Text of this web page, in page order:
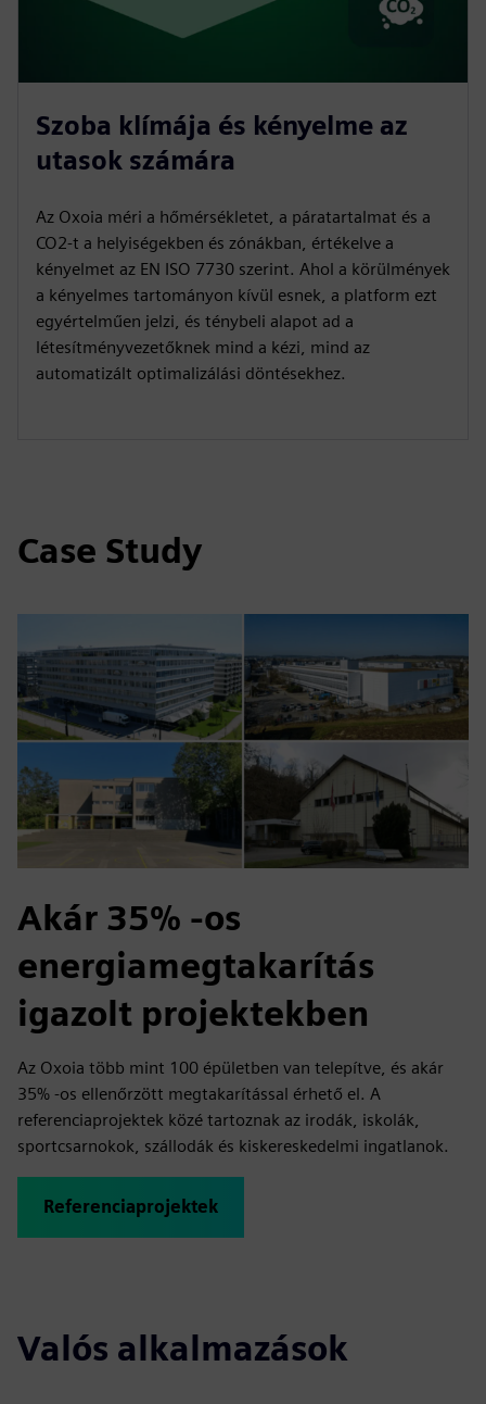
Szoba klímája és kényelme az
utasok számára
Az Oxoia méri a hőmérsékletet, a páratartalmat és a
CO2-t a helyiségekben és zónákban, értékelve a
kényelmet az EN ISO 7730 szerint. Ahol a körülmények
a kényelmes tartományon kívül esnek, a platform ezt
egyértelműen jelzi, és ténybeli alapot ad a
létesítményvezetőknek mind a kézi, mind az
automatizált optimalizálási döntésekhez.
Case Study
Akár 35% -os
energiamegtakarítás
igazolt projektekben
Az Oxoia több mint 100 épületben van telepítve, és akár
35% -os ellenőrzött megtakarítással érhető el. A
referenciaprojektek közé tartoznak az irodák, iskolák,
sportcsarnokok, szállodák és kiskereskedelmi ingatlanok.
Referenciaprojektek
Valós alkalmazások